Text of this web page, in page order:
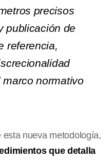
precisos
publicación de
referencia,
normativo
esta nueva metodología,
que detalla